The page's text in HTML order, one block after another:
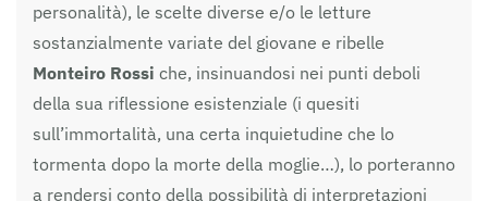
personalità), le scelte diverse e/o le letture
sostanzialmente variate del giovane e ribelle
Monteiro Rossi che, insinuandosi nei punti deboli
della sua riflessione esistenziale (i quesiti
sull’immortalità, una certa inquietudine che lo
tormenta dopo la morte della moglie…), lo porteranno
a rendersi conto della possibilità di interpretazioni